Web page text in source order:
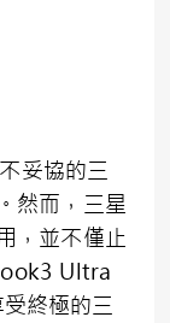
妥協的三
然而，三星
，並不僅止
Ultra
終極的三